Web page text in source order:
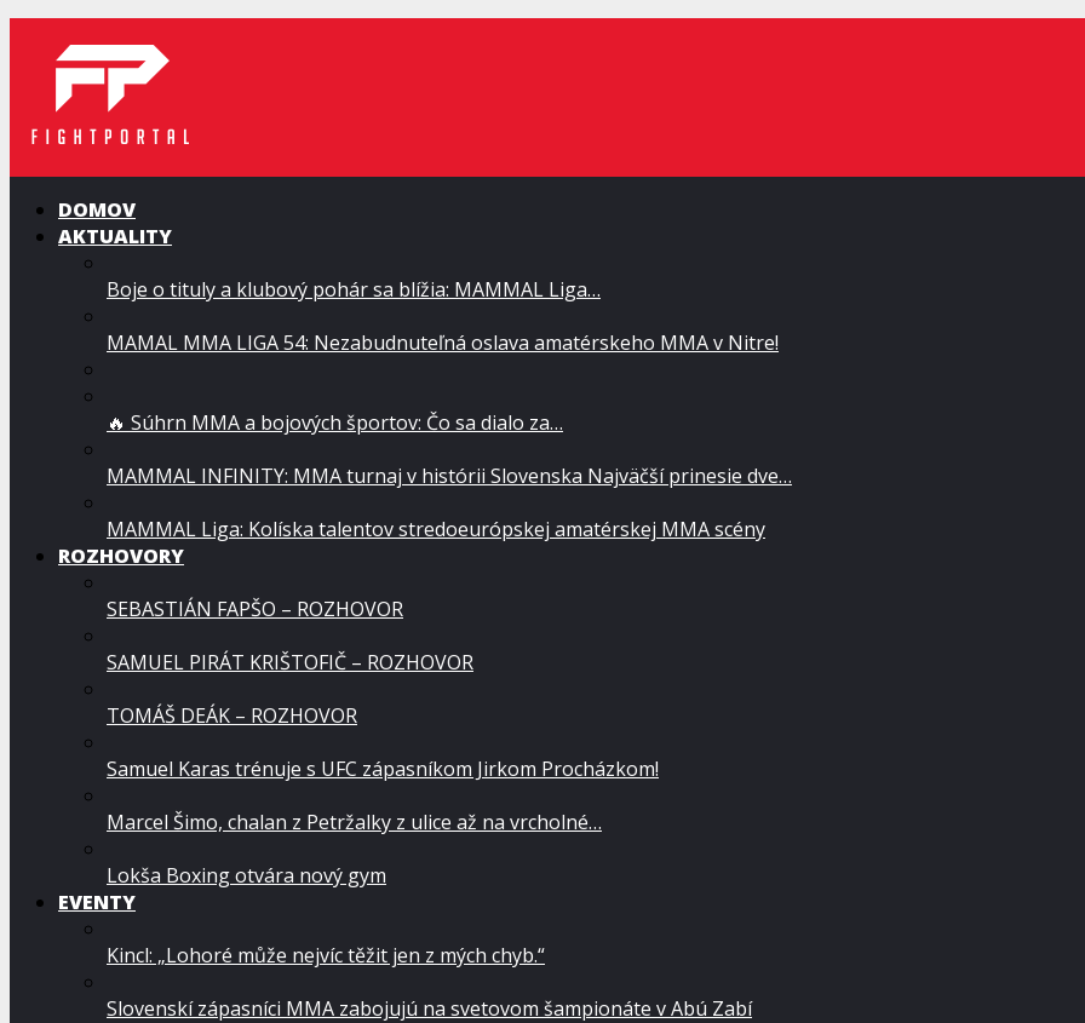
DOMOV
AKTUALITY
Boje o tituly a klubový pohár sa blížia: MAMMAL Liga…
MAMAL MMA LIGA 54: Nezabudnuteľná oslava amatérskeho MMA v Nitre!
🔥 Súhrn MMA a bojových športov: Čo sa dialo za…
MAMMAL INFINITY: MMA turnaj v histórii Slovenska Najväčší prinesie dve…
MAMMAL Liga: Kolíska talentov stredoeurópskej amatérskej MMA scény
ROZHOVORY
SEBASTIÁN FAPŠO – ROZHOVOR
SAMUEL PIRÁT KRIŠTOFIČ – ROZHOVOR
TOMÁŠ DEÁK – ROZHOVOR
Samuel Karas trénuje s UFC zápasníkom Jirkom Procházkom!
Marcel Šimo, chalan z Petržalky z ulice až na vrcholné…
Lokša Boxing otvára nový gym
EVENTY
Kincl: „Lohoré může nejvíc těžit jen z mých chyb.“
Slovenskí zápasníci MMA zabojujú na svetovom šampionáte v Abú Zabí